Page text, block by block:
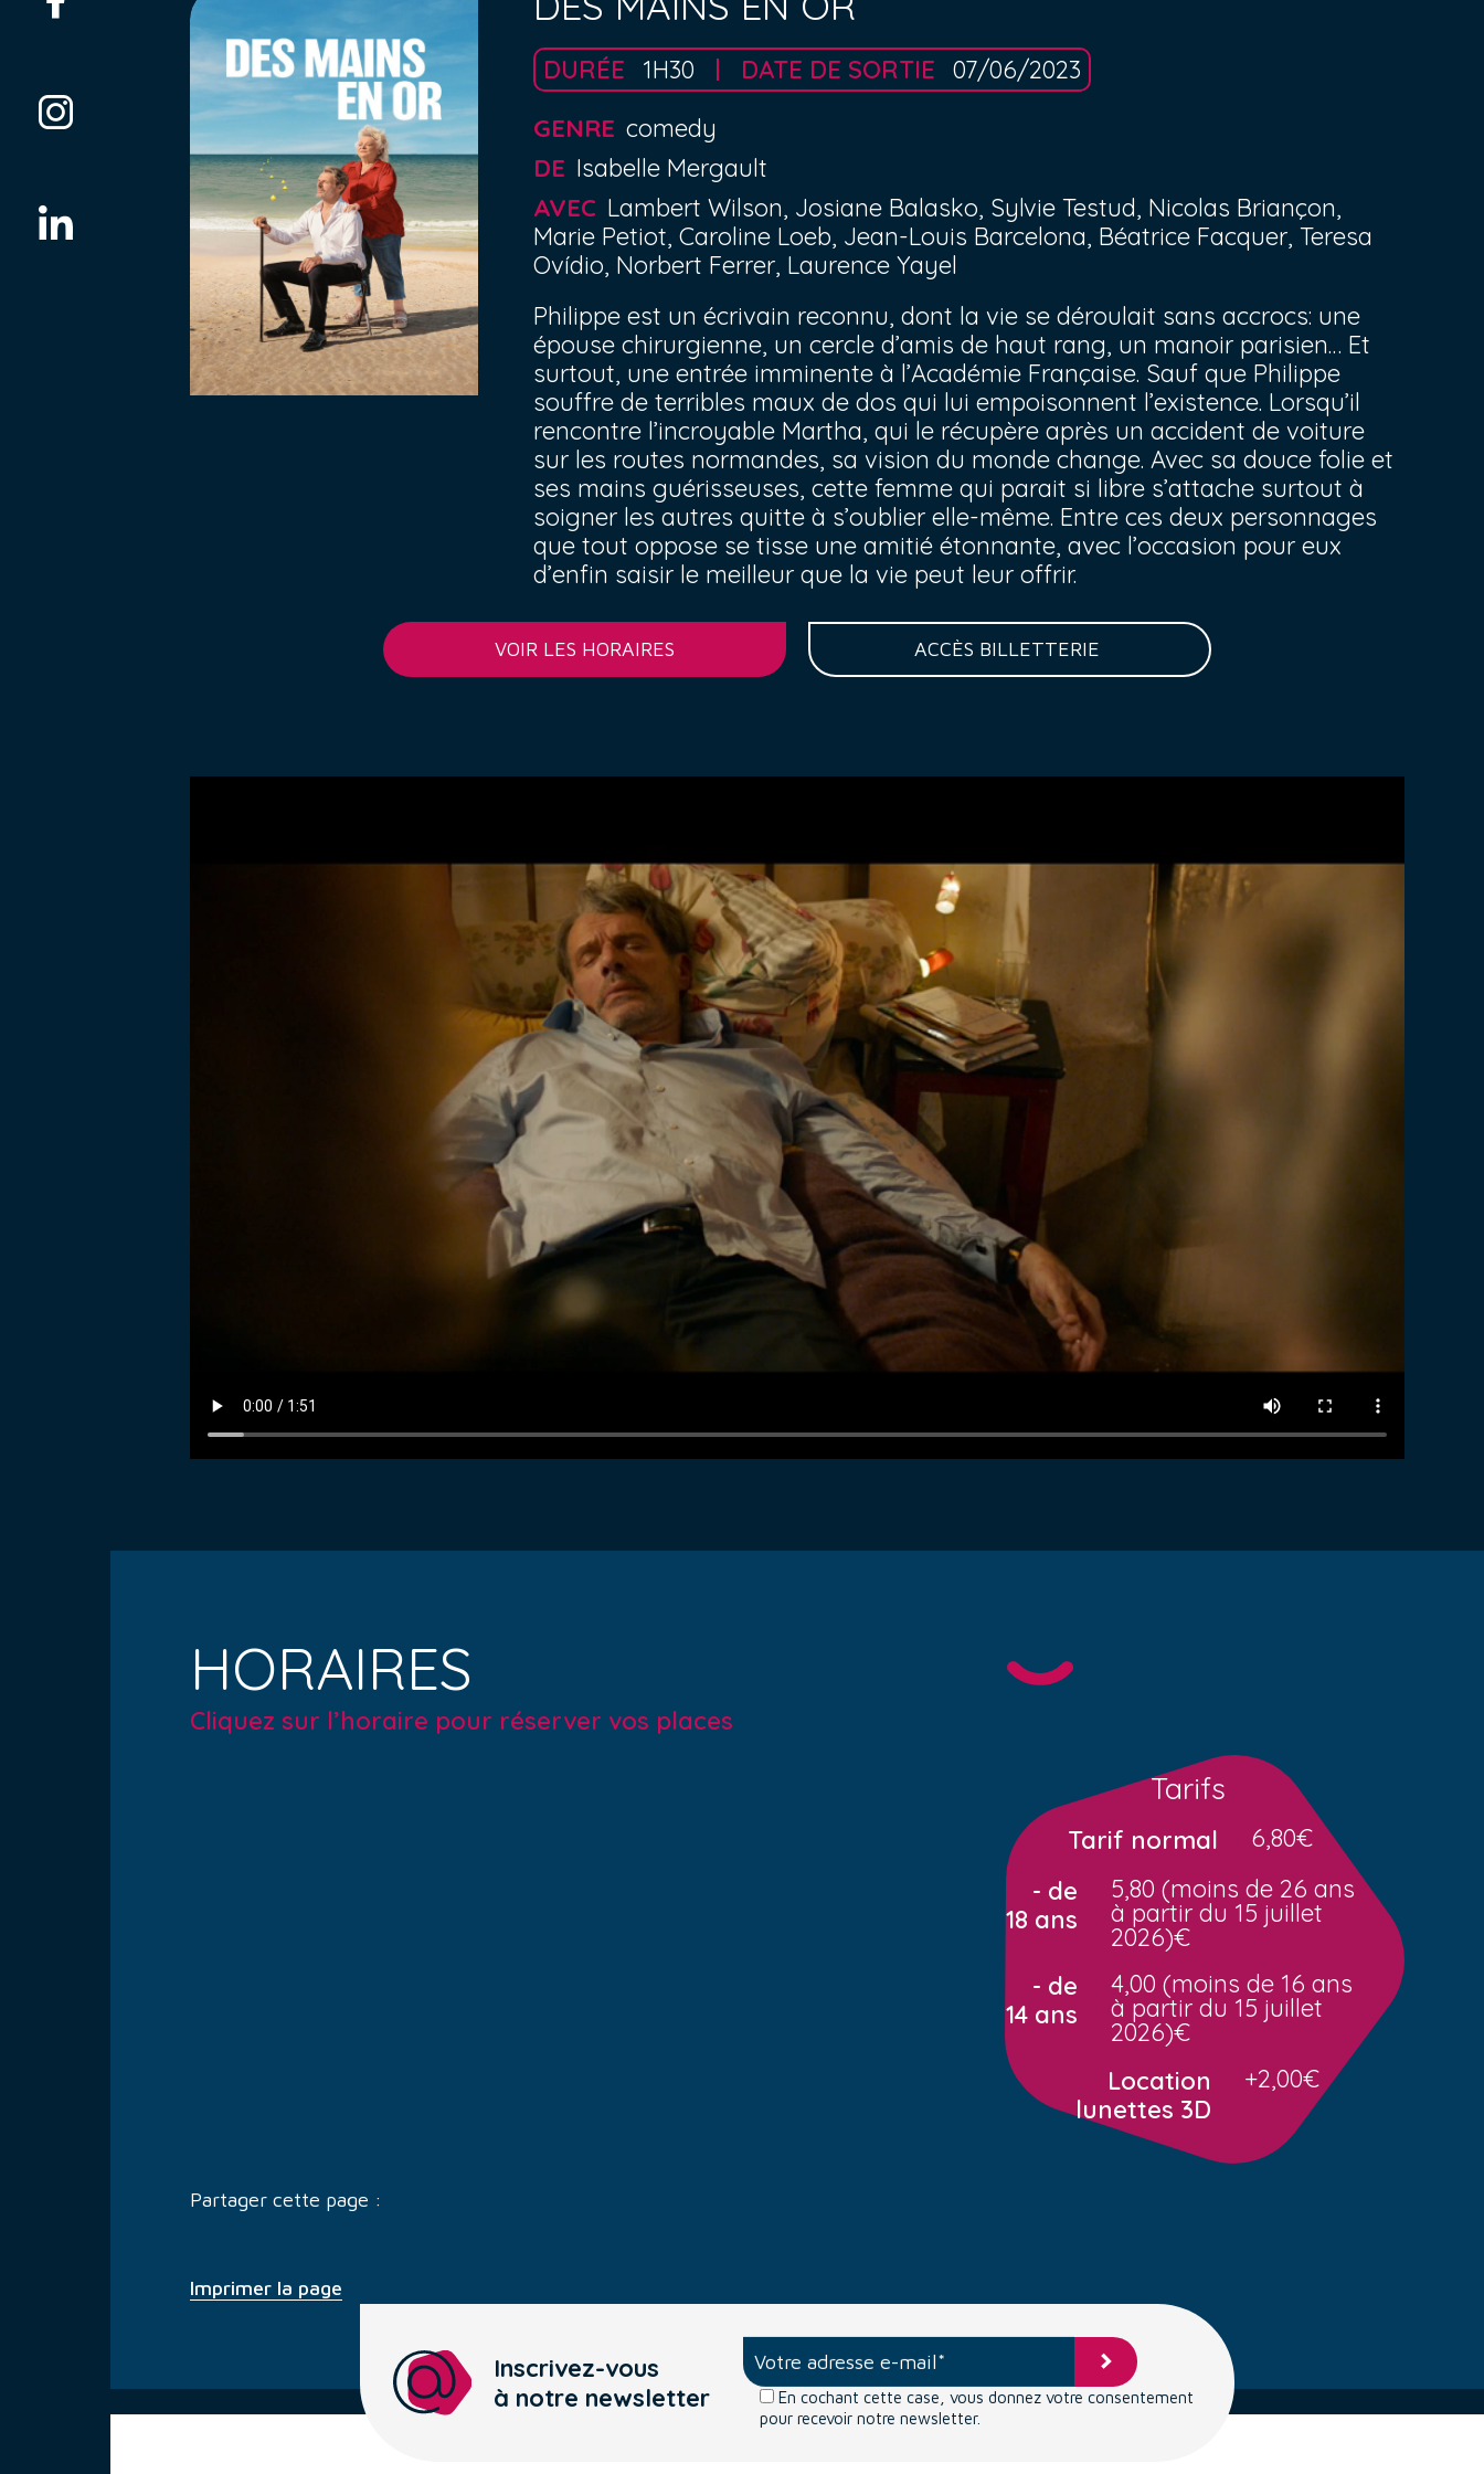
DURÉE 1H30 DATE DE SORTIE
07/06/2023
GENRE comedy
DE Isabelle Mergault
AVEC Lambert Wilson, Josiane Balasko, Sylvie Testud, Nicolas Briançon,
Marie Petiot, Caroline Loeb, Jean-Louis Barcelona, Béatrice Facquer, Teresa
Ovídio, Norbert Ferrer, Laurence Yayel
Philippe est un écrivain reconnu, dont la vie se déroulait sans accrocs: une
épouse chirurgienne, un cercle d’amis de haut rang, un manoir parisien… Et
surtout, une entrée imminente à l’Académie Française. Sauf que Philippe
souffre de terribles maux de dos qui lui empoisonnent l’existence. Lorsqu’il
rencontre l’incroyable Martha, qui le récupère après un accident de voiture
sur les routes normandes, sa vision du monde change. Avec sa douce folie et
ses mains guérisseuses, cette femme qui parait si libre s’attache surtout à
soigner les autres quitte à s’oublier elle-même. Entre ces deux personnages
que tout oppose se tisse une amitié étonnante, avec l’occasion pour eux
d’enfin saisir le meilleur que la vie peut leur offrir.
VOIR LES HORAIRES ACCÈS BILLETTERIE
HORAIRES
Cliquez sur l’horaire pour réserver vos places
Tarifs
Tarif normal
6,80€
- de
18 ans
5,80 (moins de 26 ans
à partir du 15 juillet
2026)€
- de
14 ans
4,00 (moins de 16 ans
à partir du 15 juillet
2026)€
Location
lunettes 3D
+2,00€
Partager cette page :
Imprimer la page
Inscrivez-vous
à notre newsletter
En cochant cette case, vous donnez votre consentement
pour recevoir notre newsletter.